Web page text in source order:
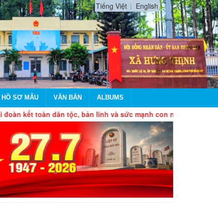
Tiếng Việt English
HỒ SƠ MẪU VĂN BẢN ALBUMS
toàn dân tộc, bản lĩnh và sức mạnh con người Việt Nam, tự